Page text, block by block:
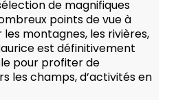
de magnifiques
points de vue à
montagnes, les rivières,
est définitivement
pour profiter de
les champs, d’activités en